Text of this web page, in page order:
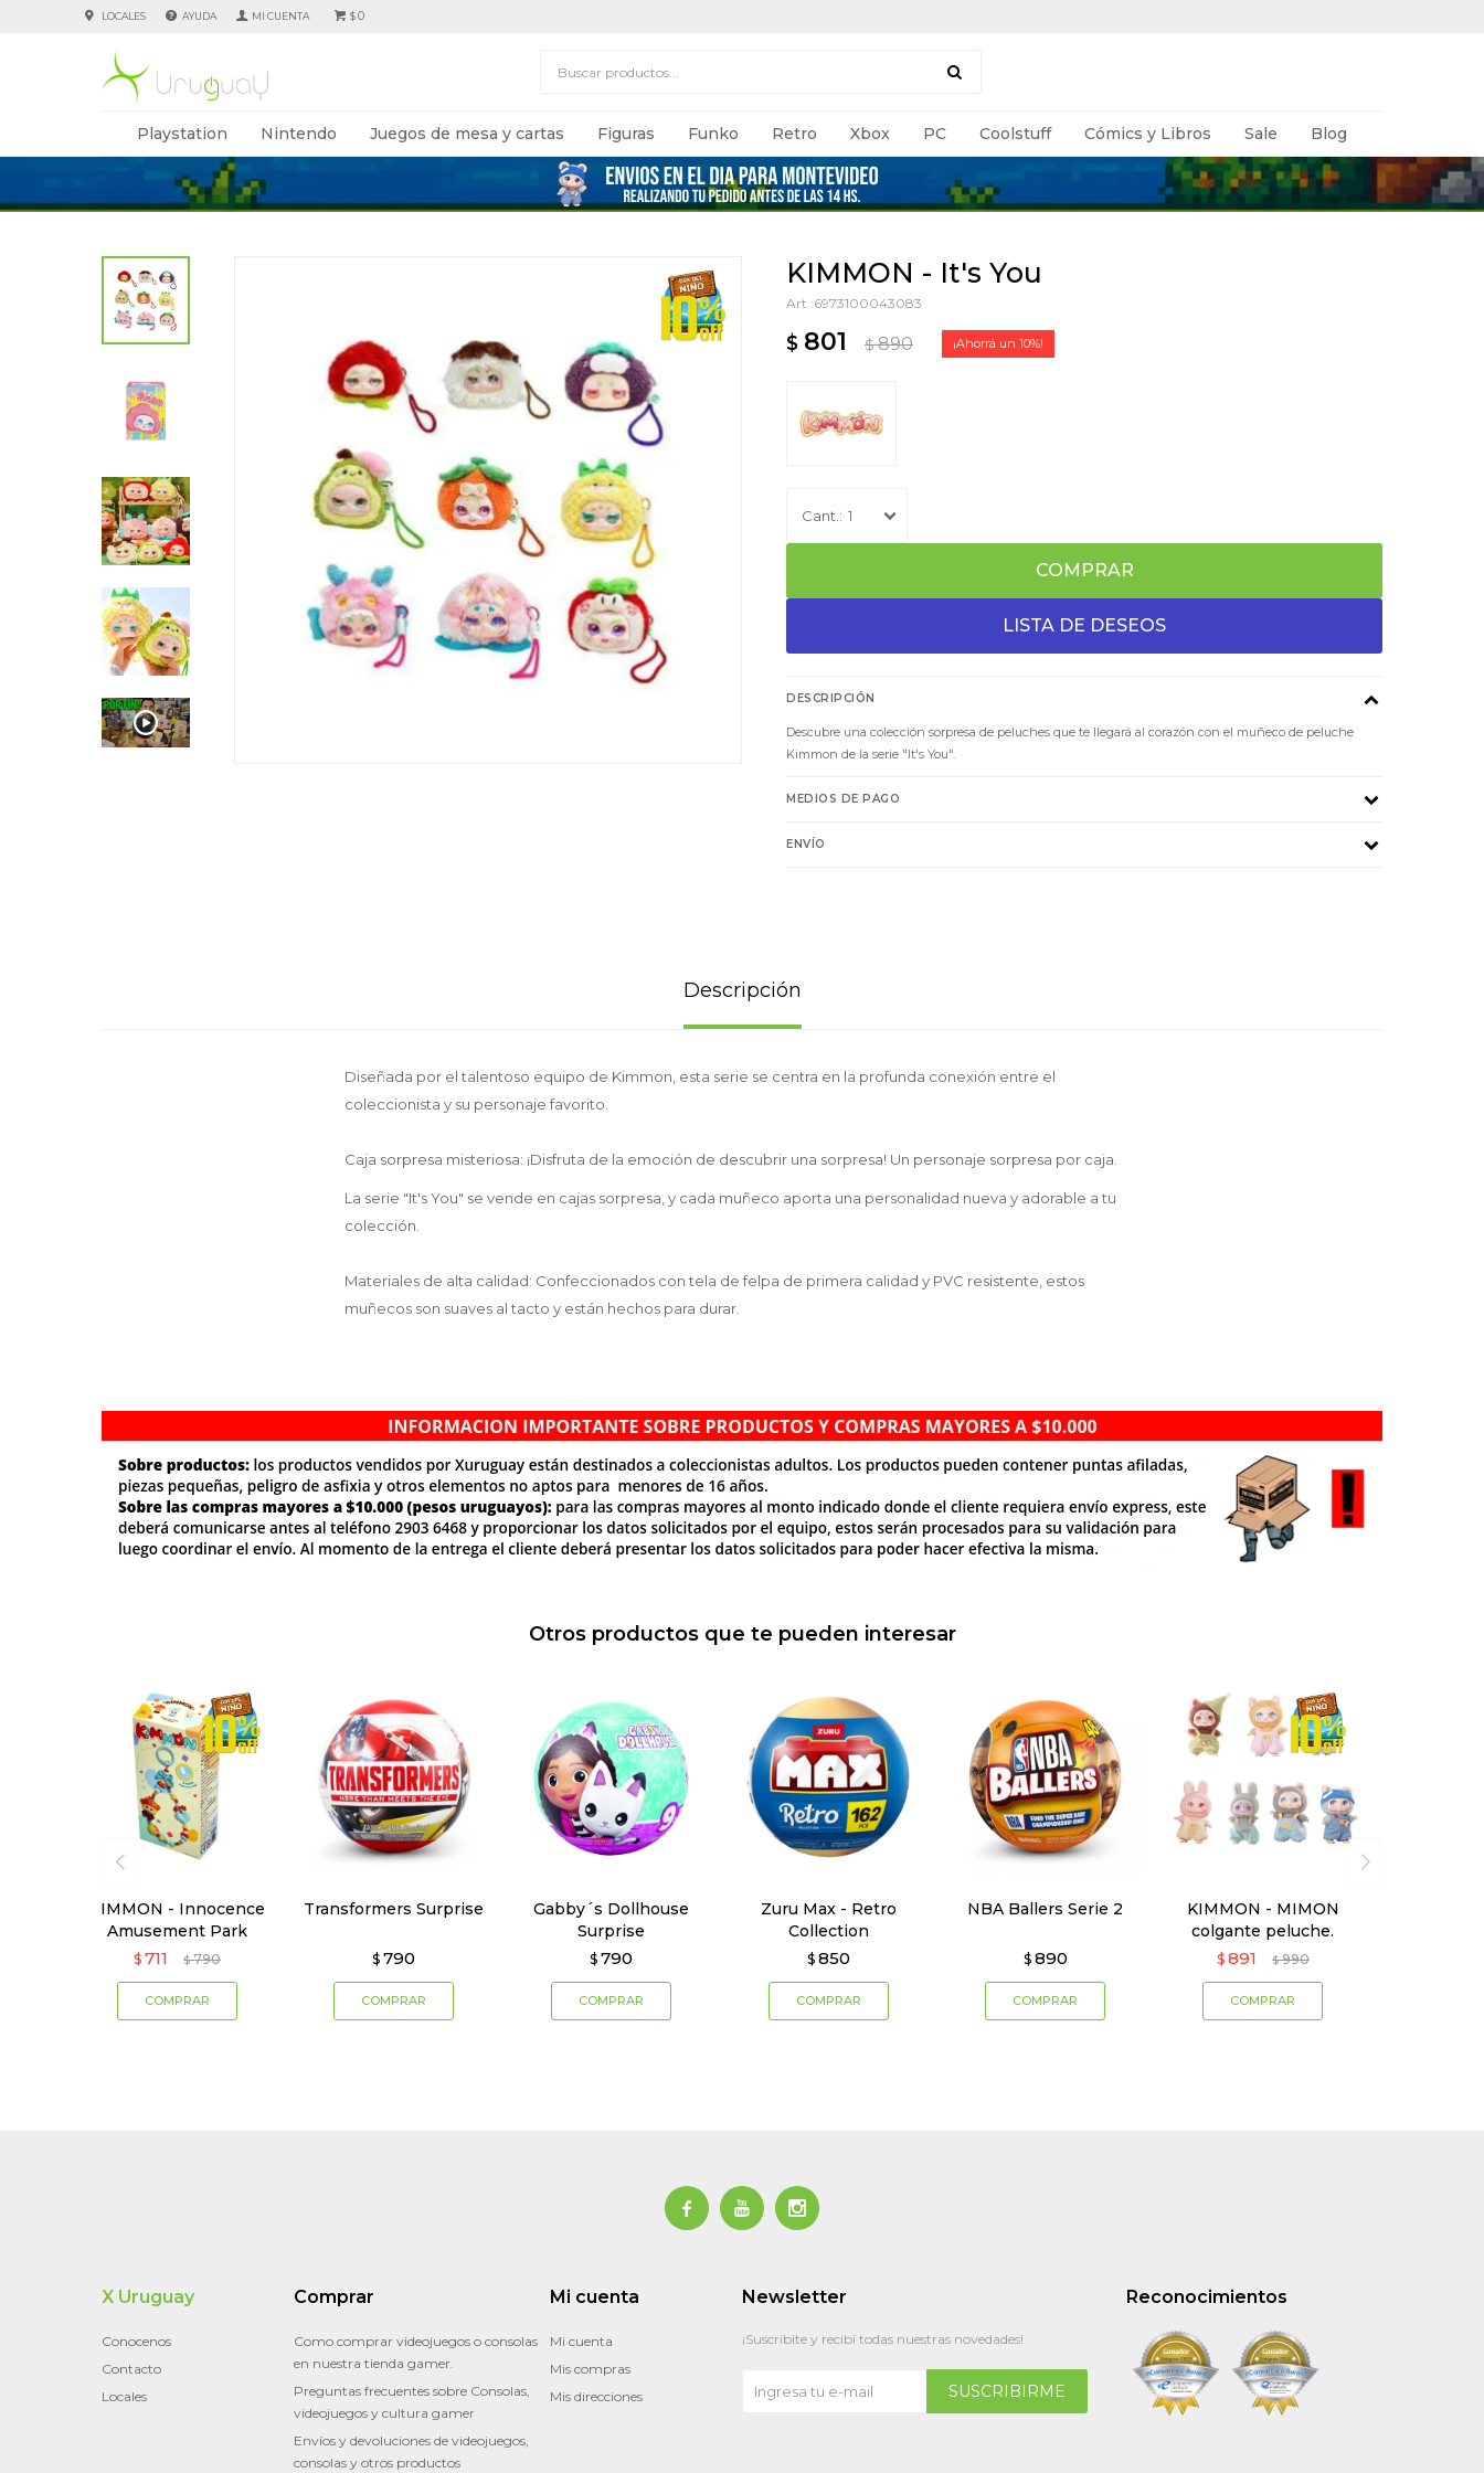
Playstation Nintendo Juegos de mesa y cartas Figuras Funko Retro Xbox PC Coolstuff Cómics y Libros Sale Blog
$0
LOCALES AYUDA
KIMMON - It's You
6973100043083
$ 801 $ 890 10
1
COMPRAR
DESCRIPCIÓN
Descubre una colección sorpresa de peluches que te llegará al corazón con el muñeco de peluche
Kimmon de la serie "It's You".
MEDIOS DE PAGO
ENVÍO
Descripción
Diseñada por el talentoso equipo de Kimmon, esta serie se centra en la profunda conexión entre el
coleccionista y su personaje favorito.
Caja sorpresa misteriosa: ¡Disfruta de la emoción de descubrir una sorpresa! Un personaje sorpresa por caja.
La serie "It's You" se vende en cajas sorpresa, y cada muñeco aporta una personalidad nueva y adorable a tu
colección.
Materiales de alta calidad: Confeccionados con tela de felpa de primera calidad y PVC resistente, estos
muñecos son suaves al tacto y están hechos para durar.
Otros productos que te pueden interesar
KIMMON - Innocence
Amusement Park
$ 711 $ 790
Transformers Surprise
$ 790
Gabby´s Dollhouse
Surprise
$ 790
Zuru Max - Retro
Collection
$ 850
NBA Ballers Serie 2
$ 890
KIMMON - MIMON
colgante peluche.
$ 891 $ 990
  
Reconocimientos
X Uruguay
Conocenos
Contacto
Locales
Comprar
Como comprar videojuegos o consolas
en nuestra tienda gamer.
Preguntas frecuentes sobre Consolas,
videojuegos y cultura gamer
Envíos y devoluciones de videojuegos,
consolas y otros productos
Mi cuenta
Mi cuenta
Mis compras
Mis direcciones
Newsletter
¡Suscribite y recibí todas nuestras novedades!
SUSCRIBIRME